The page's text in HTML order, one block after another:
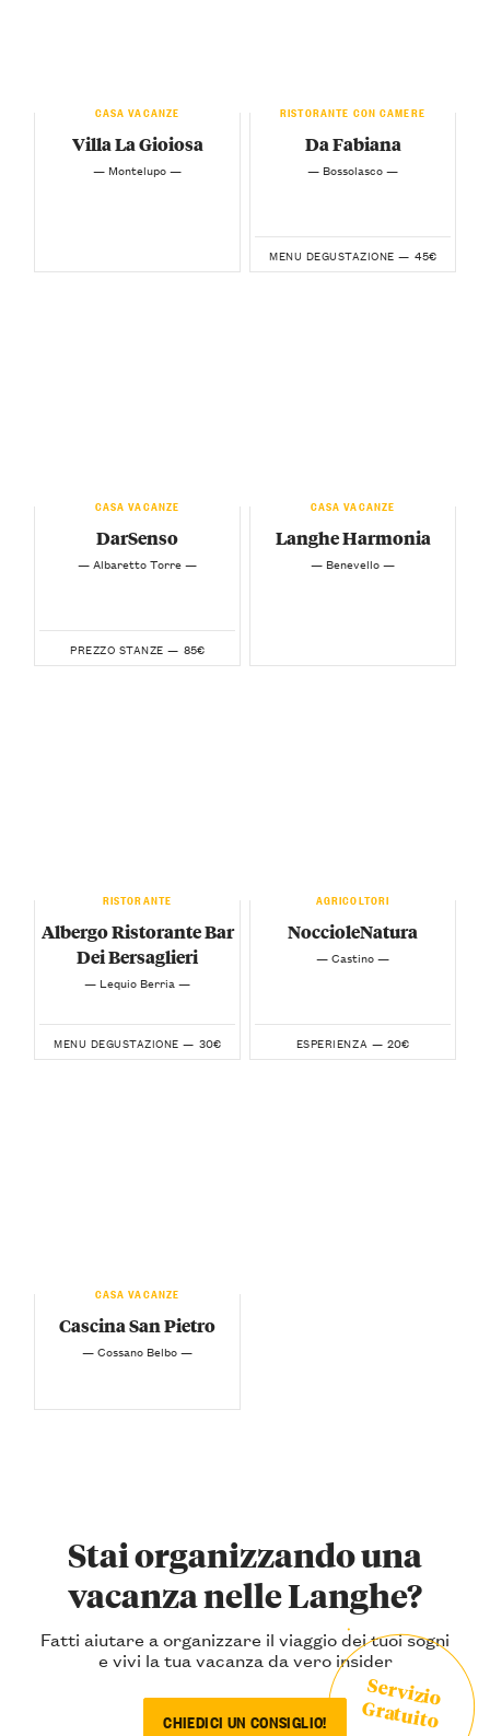
CASA VACANZE
Villa La Gioiosa
— Montelupo —
RISTORANTE CON CAMERE
Da Fabiana
— Bossolasco —
MENU DEGUSTAZIONE — 45€
CASA VACANZE
DarSenso
— Albaretto Torre —
PREZZO STANZE — 85€
CASA VACANZE
Langhe Harmonia
— Benevello —
RISTORANTE
Albergo Ristorante Bar
Dei Bersaglieri
— Lequio Berria —
MENU DEGUSTAZIONE — 30€
AGRICOLTORI
NoccioleNatura
— Castino —
ESPERIENZA — 20€
CASA VACANZE
Cascina San Pietro
— Cossano Belbo —
Stai organizzando una
vacanza nelle Langhe?
Fatti aiutare a organizzare il viaggio dei tuoi sogni
e vivi la tua vacanza da vero insider
CHIEDICI UN CONSIGLIO!
Servizio
Gratuito